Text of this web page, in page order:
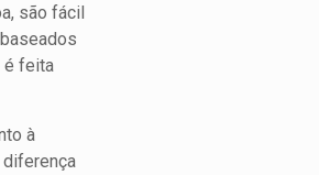
são fácil
é feita
à
diferença